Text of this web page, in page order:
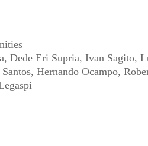
Eri Supria, Ivan Sagito,
Hernando Ocampo,